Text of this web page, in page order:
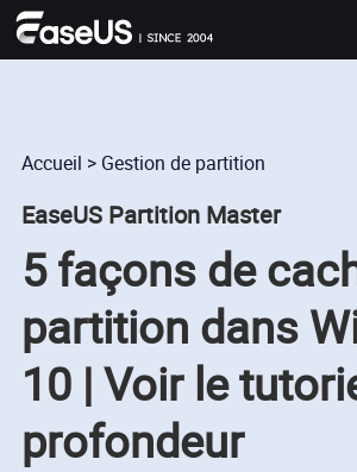
Accueil > Gestion de partition
EaseUS Partition Master
5 façons de
partition dans
10 | Voir le
profondeur